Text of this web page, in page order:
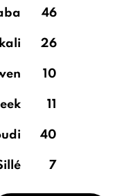
46
26
10
11
40
7